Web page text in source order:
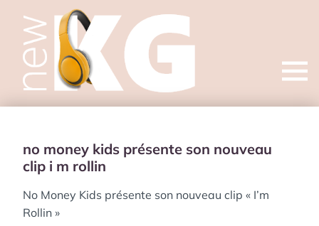
Open
no money kids présente son nouveau
clip i m rollin
No Money Kids présente son nouveau clip « I’m
Rollin »